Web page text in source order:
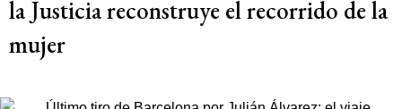
la Justicia reconstruye el recorrido de la
mujer